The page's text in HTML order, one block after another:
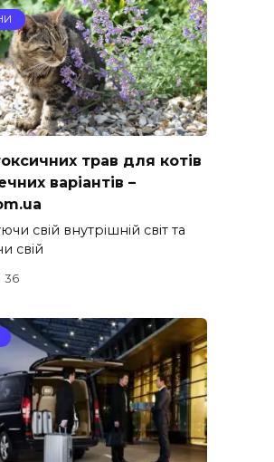
трав для котів
варіантів –
свій внутрішній світ та
свій
36